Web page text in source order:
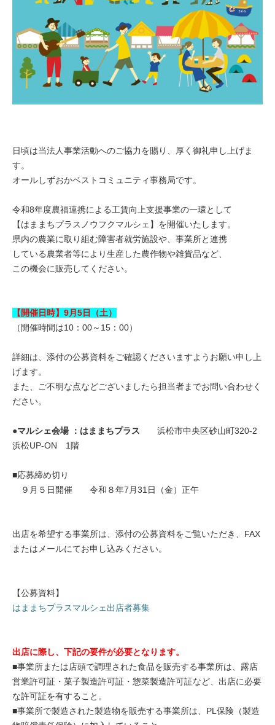
日頃は当法人事業活動へのご協力を賜り、厚く御礼申し上げま
す。
オールしずおかベストコミュニティ事務局です。
令和8年度農福連携による工賃向上支援事業の一環として
【はままちプラスノウフクマルシェ】を開催いたします。
県内の農業に取り組む障害者就労施設や、事業所と連携
している農業者等により生産した農作物や雑貨品など、
この機会に販売してください。
【開催日時】9月5日（土）
（開催時間は10：00～15：00）
詳細は、添付の公募資料をご確認くださいますようお願い申し上
げます。
また、ご不明な点などございましたら担当者までお問い合わせく
ださい。
●マルシェ会場 ：はままちプラス 浜松市中央区砂山町320-2
浜松UP-ON 1階
■応募締め切り
９月５日開催 令和８年7月31日（金）正午
出店を希望する事業所は、添付の公募資料をご覧いただき、FAX
またはメールにてお申し込みください。
【公募資料】
はままちプラスマルシェ出店者募集
出店に際し、下記の要件が必要となります。
■事業所または店頭で調理された食品を販売する事業所は、露店
営業許可証・菓子製造許可証・惣菜製造許可証など、出店に必要
な許可証を有すること。
■事業所で製造された製造物を販売する事業所は、PL保険（製造